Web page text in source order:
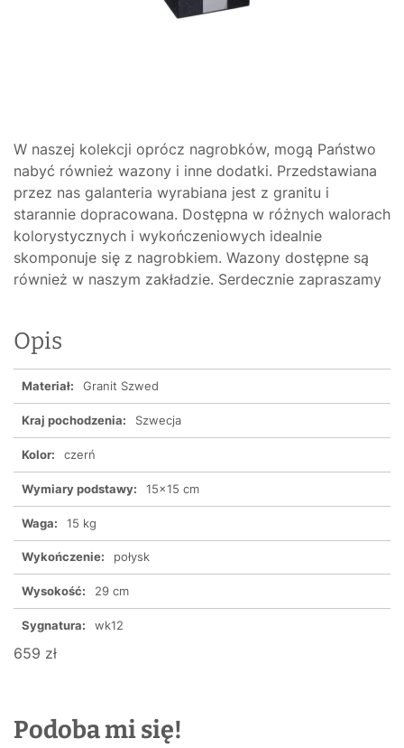
W naszej kolekcji oprócz nagrobków, mogą Państwo
nabyć również wazony i inne dodatki. Przedstawiana
przez nas galanteria wyrabiana jest z granitu i
starannie dopracowana. Dostępna w różnych walorach
kolorystycznych i wykończeniowych idealnie
skomponuje się z nagrobkiem. Wazony dostępne są
również w naszym zakładzie. Serdecznie zapraszamy
Opis
Materiał: Granit Szwed
Kraj pochodzenia: Szwecja
Kolor: czerń
Wymiary podstawy: 15x15 cm
Waga: 15 kg
Wykończenie: połysk
Wysokość: 29 cm
Sygnatura: wk12
659 zł
Podoba mi się!